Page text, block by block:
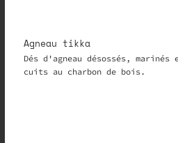
Agneau tikka
Dés d'agneau désossés, marinés
cuits au charbon de bois.